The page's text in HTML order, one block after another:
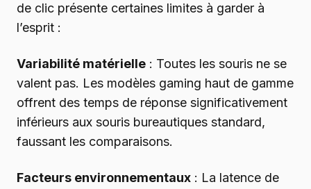
de clic présente certaines limites à garder à
l’esprit :
Variabilité matérielle : Toutes les souris ne se
valent pas. Les modèles gaming haut de gamme
offrent des temps de réponse significativement
inférieurs aux souris bureautiques standard,
faussant les comparaisons.
Facteurs environnementaux : La latence de